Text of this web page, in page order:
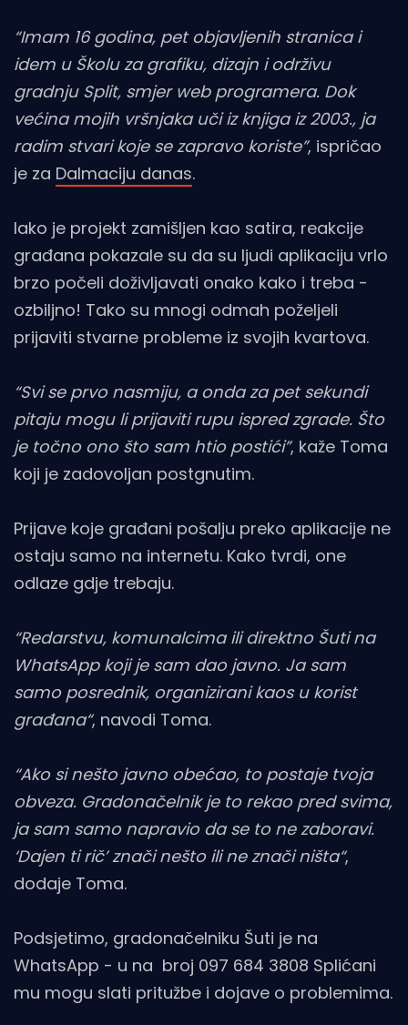
“Imam 16 godina, pet objavljenih stranica i
idem u Školu za grafiku, dizajn i održivu
gradnju Split, smjer web programera. Dok
većina mojih vršnjaka uči iz knjiga iz 2003., ja
radim stvari koje se zapravo koriste”, ispričao
je za Dalmaciju danas.
Iako je projekt zamišljen kao satira, reakcije
građana pokazale su da su ljudi aplikaciju vrlo
brzo počeli doživljavati onako kako i treba -
ozbiljno! Tako su mnogi odmah poželjeli
prijaviti stvarne probleme iz svojih kvartova.
“Svi se prvo nasmiju, a onda za pet sekundi
pitaju mogu li prijaviti rupu ispred zgrade. Što
je točno ono što sam htio postići”, kaže Toma
koji je zadovoljan postgnutim.
Prijave koje građani pošalju preko aplikacije ne
ostaju samo na internetu. Kako tvrdi, one
odlaze gdje trebaju.
“Redarstvu, komunalcima ili direktno Šuti na
WhatsApp koji je sam dao javno. Ja sam
samo posrednik, organizirani kaos u korist
građana“, navodi Toma.
“Ako si nešto javno obećao, to postaje tvoja
obveza. Gradonačelnik je to rekao pred svima,
ja sam samo napravio da se to ne zaboravi.
‘Dajen ti rič’ znači nešto ili ne znači ništa“,
dodaje Toma.
Podsjetimo, gradonačelniku Šuti je na
WhatsApp - u na broj 097 684 3808 Splićani
mu mogu slati pritužbe i dojave o problemima.